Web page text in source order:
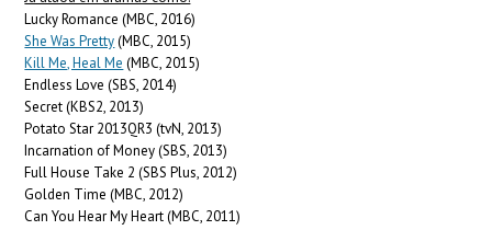
Lucky Romance (MBC, 2016)
She Was Pretty(MBC, 2015)
Kill Me, Heal Me (MBC, 2015)
Endless Love (SBS, 2014)
Secret (KBS2, 2013)
Potato Star 2013QR3 (tvN, 2013)
Incarnation of Money (SBS, 2013)
Full House Take 2 (SBS Plus, 2012)
Golden Time (MBC, 2012)
Can You Hear My Heart (MBC, 2011)